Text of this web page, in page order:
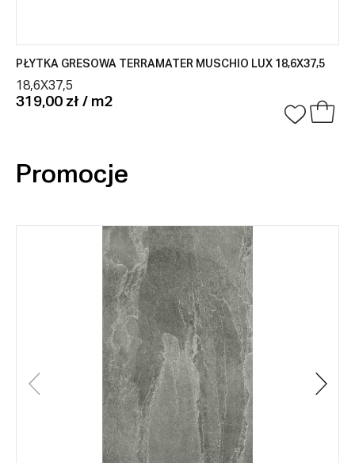
PŁYTKA GRESOWA TERRAMATER MUSCHIO LUX 18,6X37,5
18,6X37,5
319,00 zł / m2
Promocje